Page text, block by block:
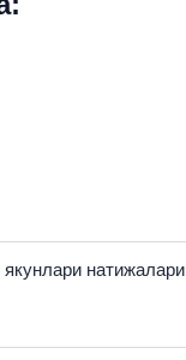
натижалари